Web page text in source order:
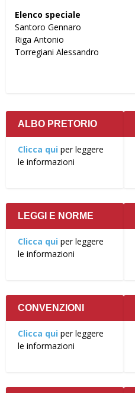
Elenco speciale
Santoro Gennaro
Riga Antonio
Torregiani Alessandro
ALBO PRETORIO
Clicca qui per leggere
le informazioni
LEGGI E NORME
Clicca qui per leggere
le informazioni
CONVENZIONI
Clicca qui per leggere
le informazioni